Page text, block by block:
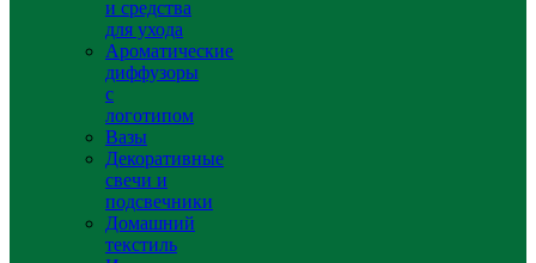
и средства
для ухода
Ароматические
диффузоры
с
логотипом
Вазы
Декоративные
свечи и
подсвечники
Домашний
текстиль